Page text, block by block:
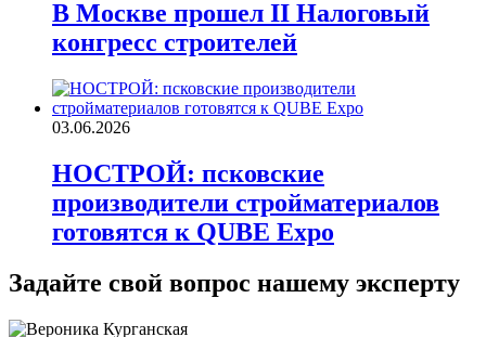
В Москве прошел II Налоговый
конгресс строителей
03.06.2026
НОСТРОЙ: псковские
производители стройматериалов
готовятся к QUBE Expo
Задайте свой вопрос нашему эксперту